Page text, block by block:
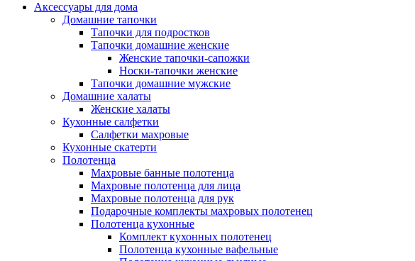
Аксессуары для дома
Домашние тапочки
Тапочки для подростков
Тапочки домашние женские
Женские тапочки-сапожки
Носки-тапочки женские
Тапочки домашние мужские
Домашние халаты
Женские халаты
Кухонные салфетки
Салфетки махровые
Кухонные скатерти
Полотенца
Махровые банные полотенца
Махровые полотенца для лица
Махровые полотенца для рук
Подарочные комплекты махровых полотенец
Полотенца кухонные
Комплект кухонных полотенец
Полотенца кухонные вафельные